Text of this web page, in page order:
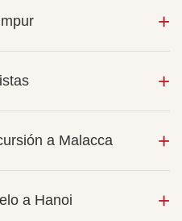
a Malacca
a Hanoi